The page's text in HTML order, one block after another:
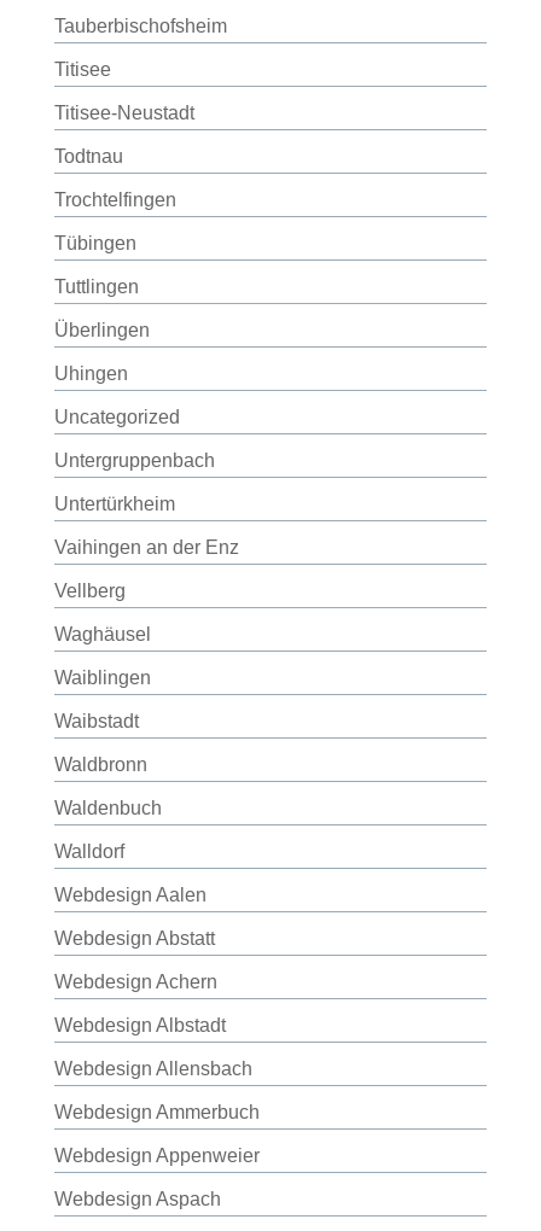
Tauberbischofsheim
Titisee
Titisee-Neustadt
Todtnau
Trochtelfingen
Tübingen
Tuttlingen
Überlingen
Uhingen
Uncategorized
Untergruppenbach
Untertürkheim
Vaihingen an der Enz
Vellberg
Waghäusel
Waiblingen
Waibstadt
Waldbronn
Waldenbuch
Walldorf
Webdesign Aalen
Webdesign Abstatt
Webdesign Achern
Webdesign Albstadt
Webdesign Allensbach
Webdesign Ammerbuch
Webdesign Appenweier
Webdesign Aspach